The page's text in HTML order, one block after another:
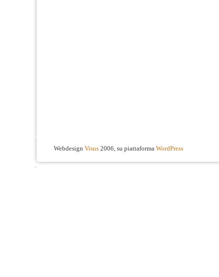
Webdesign Visus 2006, su piattaforma WordPress